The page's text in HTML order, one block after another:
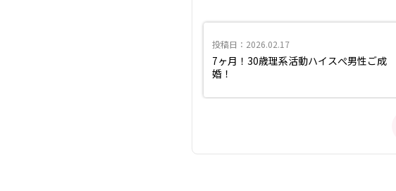
投稿日：2026.02.17
7ヶ月！30歳理系活動ハイスぺ男性ご成
婚！